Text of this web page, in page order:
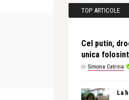
Simona Catrina
Peste, doresc
TOP ARTICOLE
Cel putin,
unica
de Simona Catrina
La